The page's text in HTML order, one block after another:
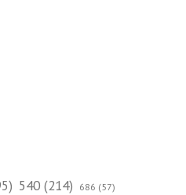
540 (214) 686 (57)